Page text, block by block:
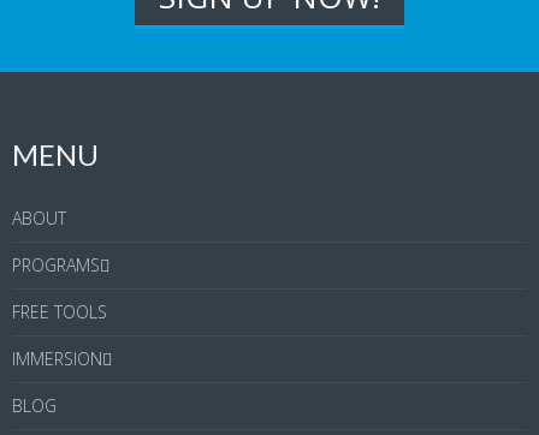
MENU
ABOUT
PROGRAMS
FREE TOOLS
IMMERSION
BLOG